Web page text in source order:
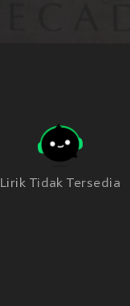
Lirik Tidak Tersedia